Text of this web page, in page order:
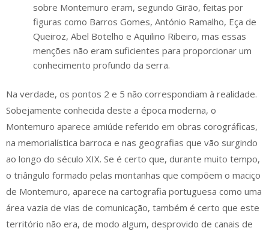
sobre Montemuro eram, segundo Girão, feitas por
figuras como Barros Gomes, António Ramalho, Eça de
Queiroz, Abel Botelho e Aquilino Ribeiro, mas essas
menções não eram suficientes para proporcionar um
conhecimento profundo da serra.
Na verdade, os pontos 2 e 5 não correspondiam à realidade.
Sobejamente conhecida deste a época moderna, o
Montemuro aparece amiúde referido em obras corográficas,
na memorialística barroca e nas geografias que vão surgindo
ao longo do século XIX. Se é certo que, durante muito tempo,
o triângulo formado pelas montanhas que compõem o maciço
de Montemuro, aparece na cartografia portuguesa como uma
área vazia de vias de comunicação, também é certo que este
território não era, de modo algum, desprovido de canais de